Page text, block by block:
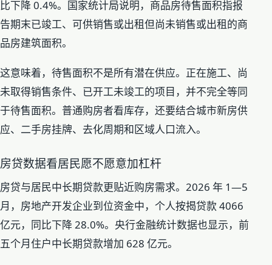
比下降 0.4%。国家统计局说明，商品房待售面积指报
告期末已竣工、可供销售或出租但尚未销售或出租的商
品房建筑面积。
这意味着，待售面积不是所有潜在供应。正在施工、尚
未取得销售条件、已开工未竣工的项目，并不完全等同
于待售面积。普通购房者看库存，还要结合城市新房供
应、二手房挂牌、去化周期和区域人口流入。
房贷数据看居民愿不愿意加杠杆
房贷与居民中长期贷款更贴近购房需求。2026 年 1—5
月，房地产开发企业到位资金中，个人按揭贷款 4066
亿元，同比下降 28.0%。央行金融统计数据也显示，前
五个月住户中长期贷款增加 628 亿元。